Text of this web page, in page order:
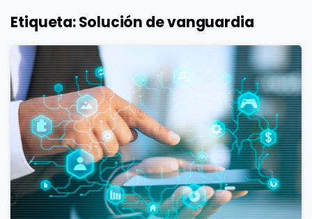
Etiqueta:Solución de vanguardia
0